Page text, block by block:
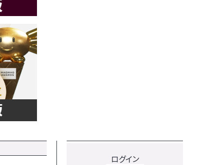
ログイン